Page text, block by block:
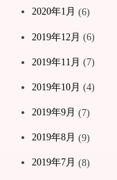
2020年1月 (6)
2019年12月 (6)
2019年11月 (7)
2019年10月 (4)
2019年9月 (7)
2019年8月 (9)
2019年7月 (8)